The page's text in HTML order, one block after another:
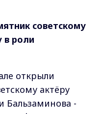
советскому
в роли
открыли
актёру
Бальзаминова -